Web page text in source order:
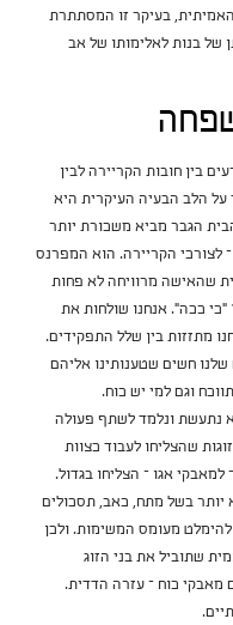
בעיקר זו המסתתרת
בנות לאלימותו של אב
בין חובות הקריירה לבין
על הלב הבעיה העיקרית היא
הגבר מביא משכורת יותר
לצורכי הקריירה. הוא המפרנס
שהאישה מרוויחה לא פחות
ככה". אנחנו שולחות את
מתזזות בין שלל התפקידים.
שלנו חשים שטענותינו אליהם
וגם למי יש כוח.
נתעשת ונלמד לשתף פעולה
שהצליחו לעבוד כצוות
אגו – הצליחו בגדול.
יותר בשל מתח, כאב, תסכולים
מעומס המשימות. ולכן
שתוביל את בני הזוג
מאבקי כוח – עזרה הדדית.